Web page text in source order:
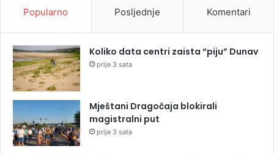
Popularno Posljednje Komentari
Koliko data centri zaista “piju” Dunav
prije 3 sata
Mještani Dragočaja blokirali
magistralni put
prije 3 sata